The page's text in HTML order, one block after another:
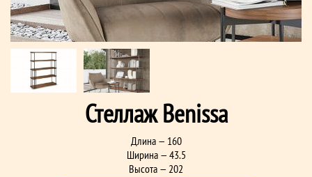
Стеллаж Benissa
Длина — 160
Ширина — 43.5
Высота — 202